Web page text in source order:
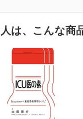
は、こんな商